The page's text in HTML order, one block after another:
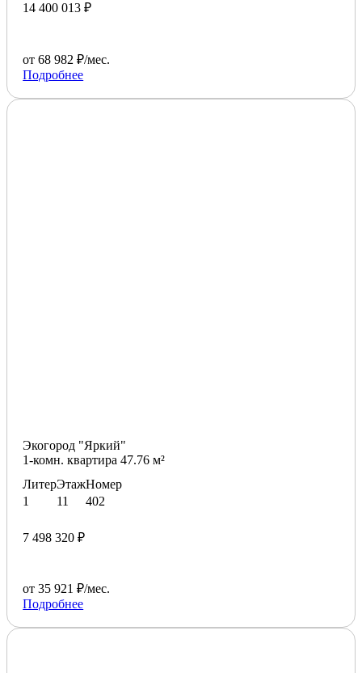
14 400 013 ₽
от 68 982 ₽/мес.
Подробнее
Экогород "Яркий"
1-комн. квартира 47.76 м²
Литер
1
Этаж
11
Номер
402
7 498 320 ₽
от 35 921 ₽/мес.
Подробнее